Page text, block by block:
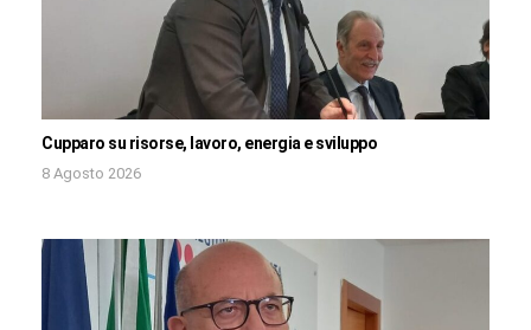
Cupparo su risorse, lavoro, energia e sviluppo
8 Agosto 2026